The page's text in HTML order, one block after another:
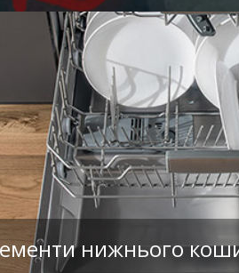
нижнього